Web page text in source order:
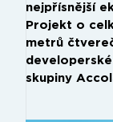
nejpřísnější
Projekt o
metrů
skupiny